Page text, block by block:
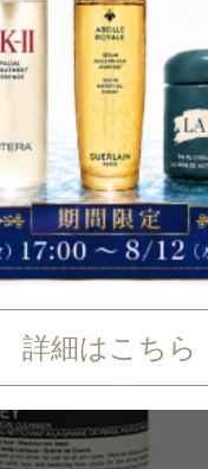
詳細はこちら
にやさし